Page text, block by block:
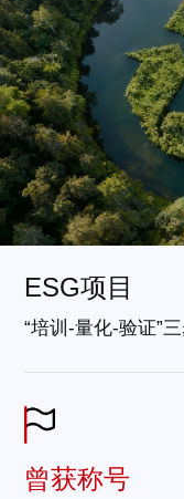
ESG项目
“培训-量化-验证”
曾获称号